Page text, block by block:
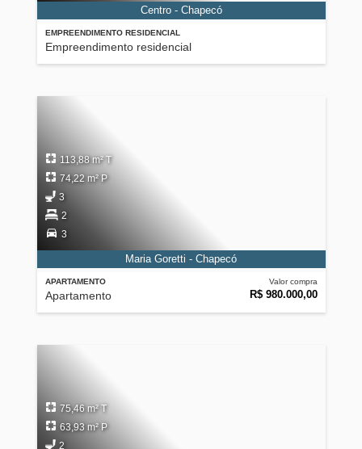
EMPREENDIMENTO RESIDENCIAL
Empreendimento residencial
Centro - Chapecó
APARTAMENTO
Apartamento
Valor compra
R$ 980.000,00
113,88 m² T
74,22 m² P
3
2
3
Maria Goretti - Chapecó
75,46 m² T
63,93 m² P
2